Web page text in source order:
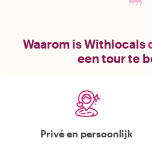
Waarom is Withlocals
een tour te
Privé en persoonlijk